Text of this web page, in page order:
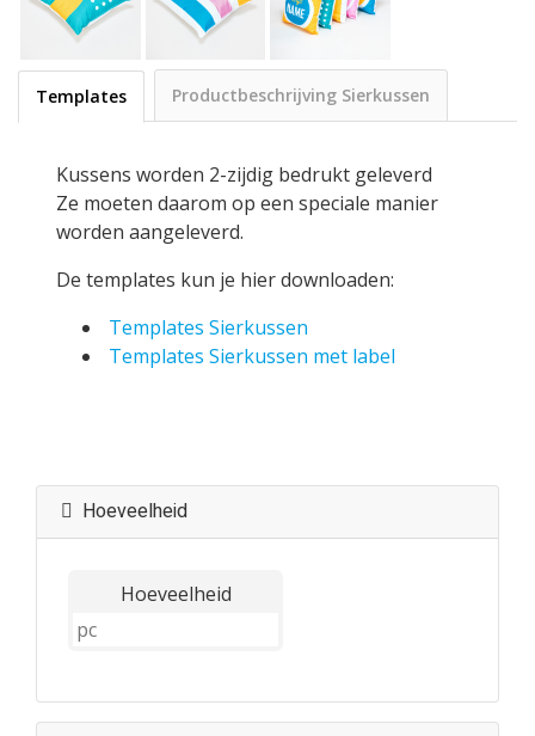
Templates Productbeschrijving Sierkussen
Kussens worden 2-zijdig bedrukt geleverd
Ze moeten daarom op een speciale manier
worden aangeleverd.
De templates kun je hier downloaden:
Templates Sierkussen
Templates Sierkussen met label
Hoeveelheid
Hoeveelheid